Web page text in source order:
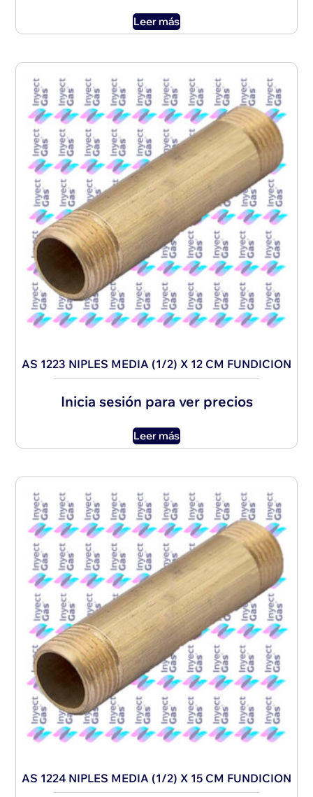
Leer más
AS 1223 NIPLES MEDIA (1/2) X 12 CM FUNDICION
Inicia sesión para ver precios
Leer más
AS 1224 NIPLES MEDIA (1/2) X 15 CM FUNDICION